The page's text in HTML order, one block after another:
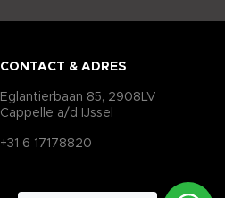
CONTACT & ADRES
Eglantierbaan 85, 2908LV
Cappelle a/d IJssel
+31 6 17178820